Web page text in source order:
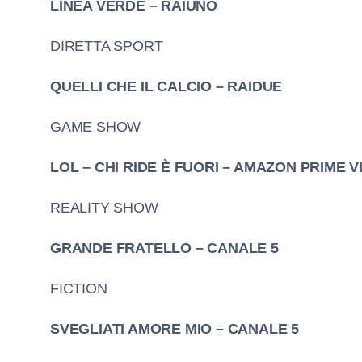
LINEA VERDE – RAIUNO
DIRETTA SPORT
QUELLI CHE IL CALCIO – RAIDUE
GAME SHOW
LOL – CHI RIDE È FUORI – AMAZON PRIME
REALITY SHOW
GRANDE FRATELLO – CANALE 5
FICTION
SVEGLIATI AMORE MIO – CANALE 5